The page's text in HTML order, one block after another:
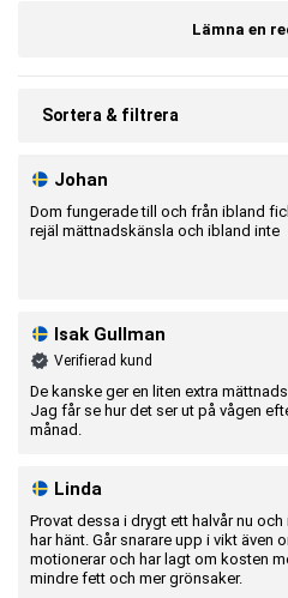
Kolin bidrar till normal
livsstil.
Artnr:
Tillverkare:
Body
EAN:
Lämna en
Sortera & filtrera
Johan
Dom fungerade till och från ibland
rejäl mättnadskänsla och ibland inte
Isak Gullman
Verifierad kund
De kanske ger en liten extra
Jag får se hur det ser ut på vågen
månad.
Linda
Provat dessa i drygt ett halvår nu och
har hänt. Går snarare upp i vikt även
motionerar och har lagt om kosten
mindre fett och mer grönsaker.